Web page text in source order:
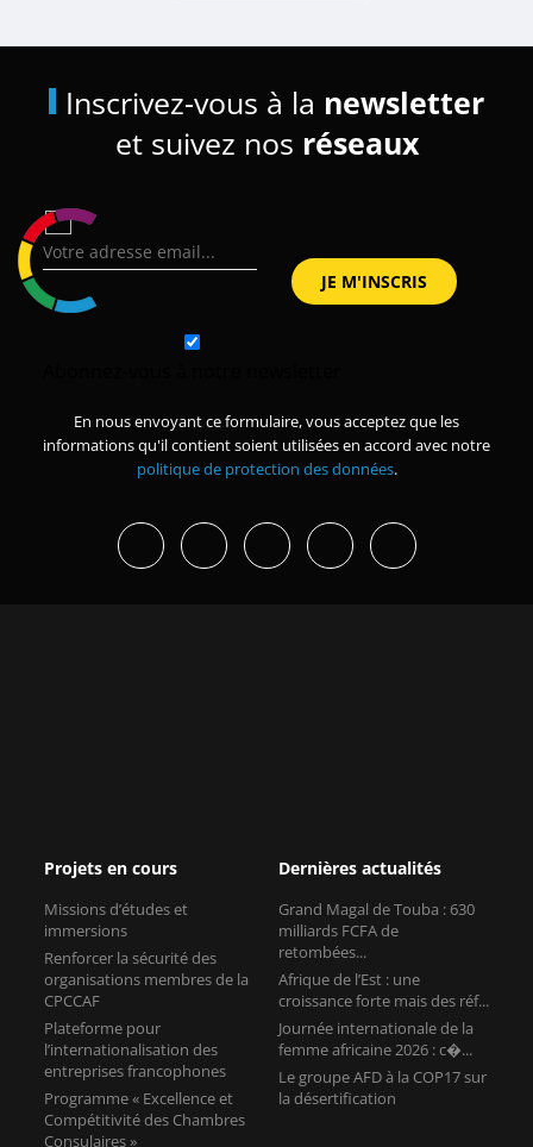
Inscrivez-vous à la newsletter
et suivez nos réseaux
En nous envoyant ce formulaire, vous acceptez que les
informations qu'il contient soient utilisées en accord avec notre
politique de protection des données.
Projets en cours
Missions d’études et
immersions
Renforcer la sécurité des
organisations membres de la
CPCCAF
Plateforme pour
l’internationalisation des
entreprises francophones
Programme « Excellence et
Compétitivité des Chambres
Consulaires »
Dernières actualités
Grand Magal de Touba : 630
milliards FCFA de
retombées...
Afrique de l’Est : une
croissance forte mais des réf...
Journée internationale de la
femme africaine 2026 : c�...
Le groupe AFD à la COP17 sur
la désertification